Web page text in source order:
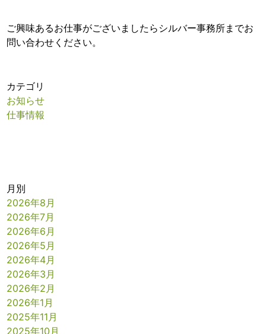
ご興味あるお仕事がございましたらシルバー事務所までお
問い合わせください。
カテゴリ
お知らせ
仕事情報
月別
2026年8月
2026年7月
2026年6月
2026年5月
2026年4月
2026年3月
2026年2月
2026年1月
2025年11月
2025年10月